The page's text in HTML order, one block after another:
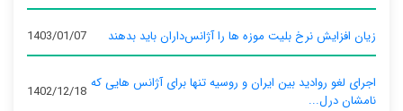
زیان افزایش نرخ بلیت موزه ها را آژانس‌داران باید بدهند 1403/01/07
اجرای لغو روادید بین ایران و روسیه تنها برای آژانس‌ هایی که
نامشان درل...
1402/12/18